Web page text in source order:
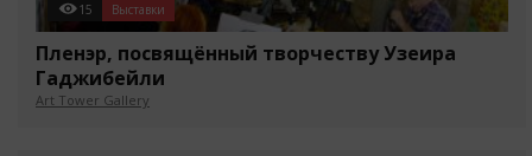
15 Выставки
Пленэр, посвящённый творчеству Узеира
Гаджибейли
Art Tower Gallery